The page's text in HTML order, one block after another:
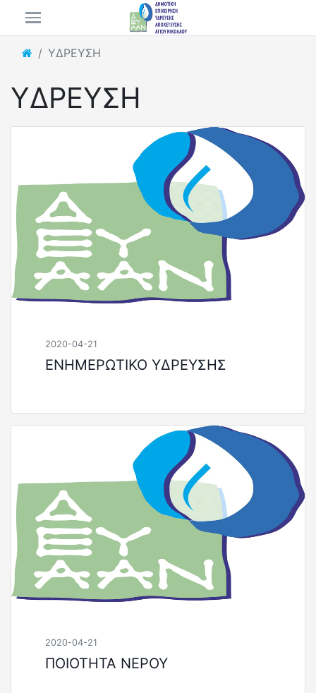
ΥΔΡΕΥΣΗ
ΥΔΡΕΥΣΗ
2020-04-21
ΕΝΗΜΕΡΩΤΙΚΟ ΥΔΡΕΥΣΗΣ
2020-04-21
ΠΟΙΟΤΗΤΑ ΝΕΡΟΥ